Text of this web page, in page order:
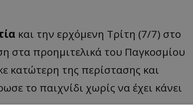
και την ερχόμενη Τρίτη (7/7) στο
στα προημιτελικά του Παγκοσμίου
κατώτερη της περίστασης και
το παιχνίδι χωρίς να έχει κάνει